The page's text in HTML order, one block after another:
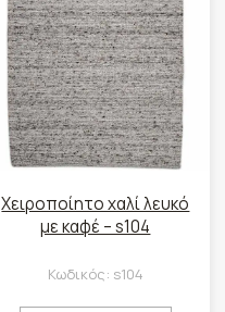
Χειροποίητο χαλί λευκό
με καφέ – s104
Κωδικός: s104